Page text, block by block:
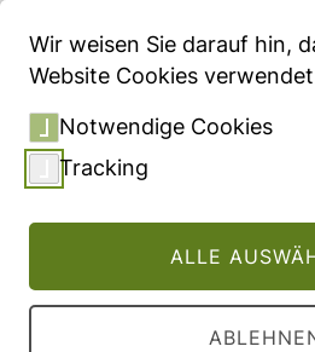
Menü
Height SDS
(ΔhSDS) in
from Birth to 18
Correction
Measurement
Less than One
Wir weisen Sie darauf hin,
Website Cookies
Notwendige Cookies
Tracking
ALLE